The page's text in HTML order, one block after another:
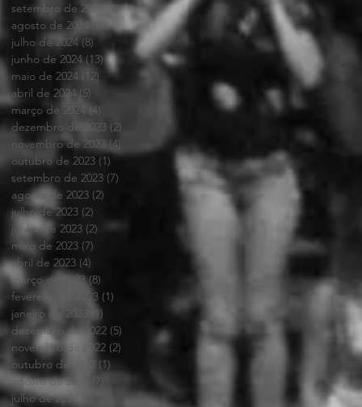
setembro de 2024 (1)1 post
agosto de 2024 (10)10 posts
julho de 2024 (8) 8 posts
junho de 2024 (13) 13 posts
maio de 2024
(12) 12 posts
abril de 2024 (5)
março de 2024 (4)
dezembro de 2023 (2)
novembro de 2023 (4)
outubro de 2023 (1) 1 post
setembro de 2023 (7)
agosto de 2023 (2)
julho de 2023 (2)
junho de 2023 (2) 2 posts
maio de 2023 (7)
abril de 2023 (4)
março de 2023 (8)
fevereiro de 2023 (1)
janeiro de 2023
(1)
dezembro de 2022 (5) 5 posts
novembro de 2022 (2) 2 posts
outubro de 2022
(1)
agosto de 2022
(7)
julho de 2022
2 posts